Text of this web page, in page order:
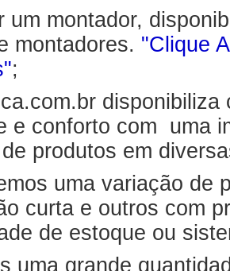
um montador,
montadores. "Clique
;
e conforto com uma
produtos em
uma variação de
curta e outros com
de estoque ou
uma grande